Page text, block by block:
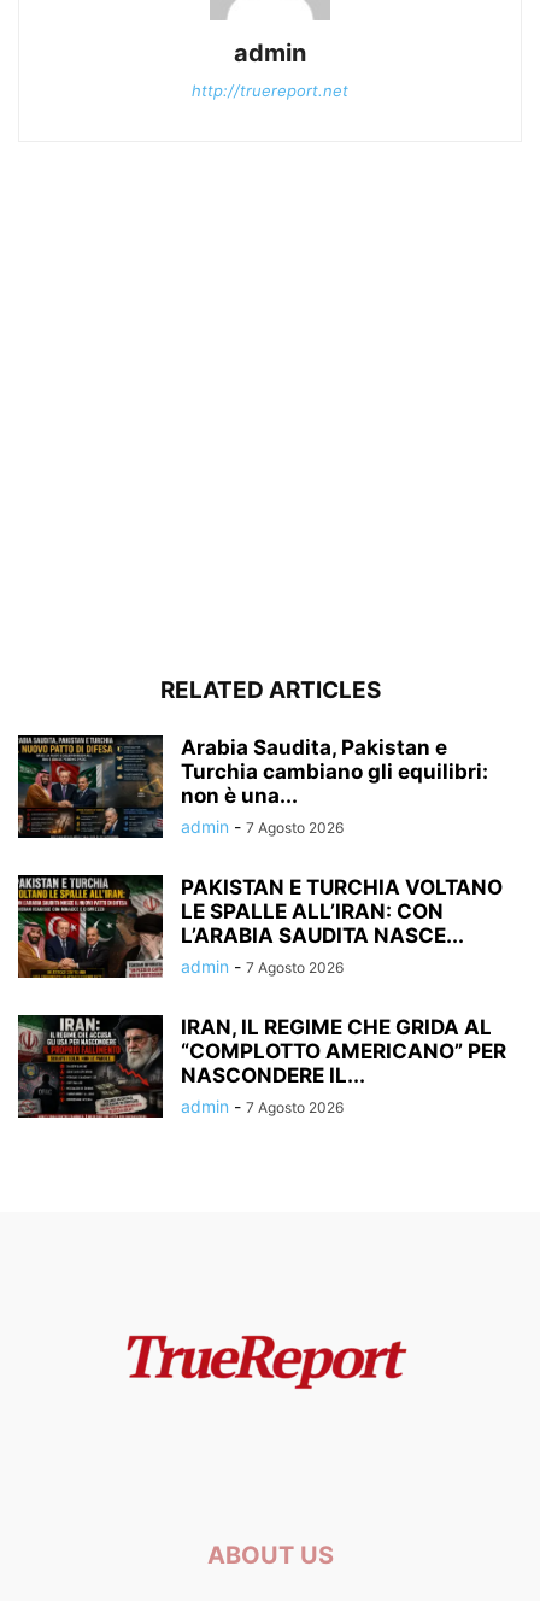
admin
http://truereport.net
RELATED ARTICLES
Arabia Saudita, Pakistan e
Turchia cambiano gli equilibri:
non è una...
admin - 7 Agosto 2026
PAKISTAN E TURCHIA VOLTANO
LE SPALLE ALL’IRAN: CON
L’ARABIA SAUDITA NASCE...
admin - 7 Agosto 2026
IRAN, IL REGIME CHE GRIDA AL
“COMPLOTTO AMERICANO” PER
NASCONDERE IL...
admin - 7 Agosto 2026
ABOUT US